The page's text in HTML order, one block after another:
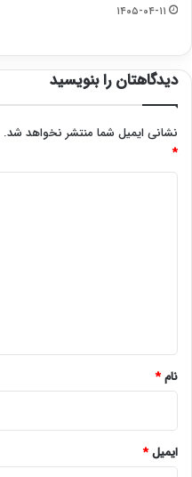
۱۴۰۵-۰۴-۱۱
دیدگاهتان را بنویسید
نشانی ایمیل شما منتشر نخواهد شد.
*
نام*
ایمیل*